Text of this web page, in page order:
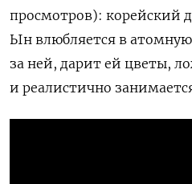
просмотров): корейский
Ын влюбляется в
за ней, дарит ей цветы,
и реалистично